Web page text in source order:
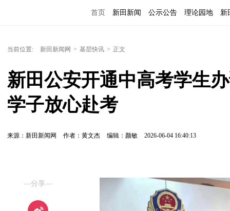
首页 新田新闻 公示公告 理论园地 新
当前位置: 新田新闻网 > 基层快讯 > 正文
新田公安开通中高考学生
学子放心赴考
来源：新田新闻网 作者：黄文杰 编辑：颜敏 2026-06-04 16:40:13
—分享—